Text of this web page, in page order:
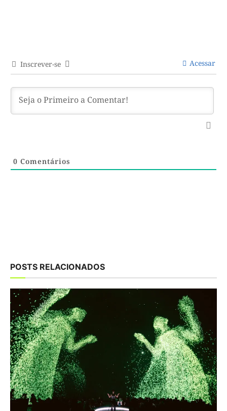
Inscrever-se Acessar
0 Comentários
POSTS RELACIONADOS